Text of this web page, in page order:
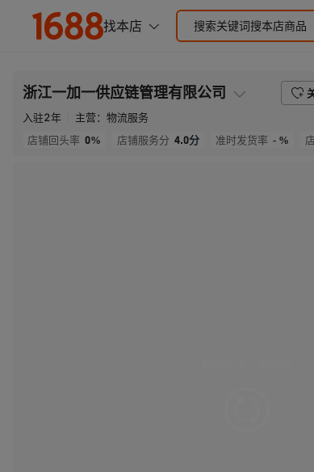
浙江一加一供应链管理有限公司
入驻2年 主营： 物流服务
店铺回头率 0% 店铺服务分 4.0分 准时发货率 - %